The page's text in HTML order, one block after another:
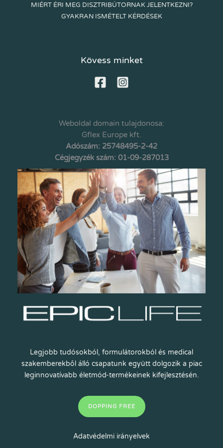
MIÉRT ÉRI MEG DISZTRIBÚTORNAK JELENTKEZNI?
GYAKRAN ISMÉTELT KÉRDÉSEK
Kövess minket
Weboldal domain tulajdonosa:
Gflex Europe kft.
Adószám: 25748495-2-42
Cégjegyzék szám: 01-09-287013
Legjobb tudósokból, formulátorokból és medical
szakemberekből álló csapatunk együtt dolgozik a piac
leginnovatívabb életmód-termékeinek kifejlesztésén.
DOPPING FREE
Adatvédelmi irányelvek